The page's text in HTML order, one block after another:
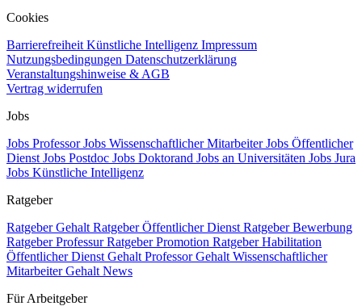
Cookies
Barrierefreiheit Künstliche Intelligenz Impressum
Nutzungsbedingungen Datenschutzerklärung
Veranstaltungshinweise & AGB
Vertrag widerrufen
Jobs
Jobs ProfessorJobs Wissenschaftlicher MitarbeiterJobs Öffentlicher
Dienst Jobs Postdoc Jobs Doktorand Jobs an Universitäten Jobs Jura
Jobs Künstliche Intelligenz
Ratgeber
Ratgeber Gehalt Ratgeber Öffentlicher Dienst Ratgeber Bewerbung
Ratgeber ProfessurRatgeber Promotion Ratgeber Habilitation
Öffentlicher Dienst Gehalt Professor Gehalt Wissenschaftlicher
Mitarbeiter Gehalt News
Für Arbeitgeber